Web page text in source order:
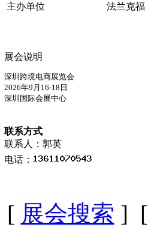
主办单位 法兰克福
展会说明
深圳跨境电商展览会
2026年9月16-18日
深圳国际会展中心
联系方式
联系人：郭英
电话：
[ 展会搜索 ] [